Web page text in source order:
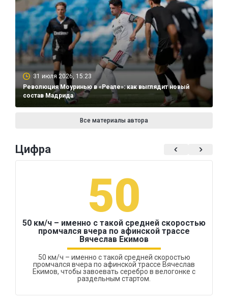
31 июля 2026, 15:23
Революция Моуринью в «Реале»: как выглядит новый
состав Мадрида
Все материалы автора
Цифра
50
50 км/ч – именно с такой средней скоростью
промчался вчера по афинской трассе
Вячеслав Екимов
50 км/ч – именно с такой средней скоростью
промчался вчера по афинской трассе Вячеслав
Екимов, чтобы завоевать серебро в велогонке с
раздельным стартом.